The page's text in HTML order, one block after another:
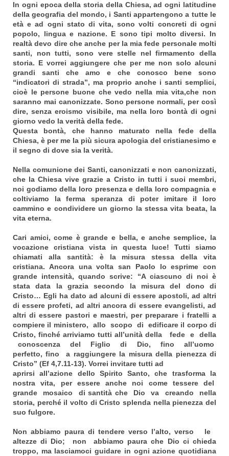
In ogni epoca della storia della Chiesa, ad ogni latitudine
della geografia del mondo, i Santi appartengono a tutte le
età e ad ogni stato di vita, sono volti concreti di ogni
popolo, lingua e nazione. E sono tipi molto diversi. In
realtà devo dire che anche per la mia fede personale molti
santi, non tutti, sono vere stelle nel firmamento della
storia. E vorrei aggiungere che per me non solo alcuni
grandi santi che amo e che conosco bene sono
“indicatori di strada”, ma proprio anche i santi semplici,
cioè le persone buone che vedo nella mia vita,che non
saranno mai canonizzate. Sono persone normali, per così
dire, senza eroismo visibile, ma nella loro bontà di ogni
giorno vedo la verità della fede.
Questa bontà, che hanno maturato nella fede della
Chiesa, è per me la più sicura apologia del cristianesimo e
il segno di dove sia la verità.
Nella comunione dei Santi, canonizzati e non canonizzati,
che la Chiesa vive grazie a Cristo in tutti i suoi membri,
noi godiamo della loro presenza e della loro compagnia e
coltiviamo la ferma speranza di poter imitare il loro
cammino e condividere un giorno la stessa vita beata, la
vita eterna.
Cari amici, come è grande e bella, e anche semplice, la
vocazione cristiana vista in questa luce! Tutti siamo
chiamati alla santità: è la misura stessa della vita
cristiana. Ancora una volta san Paolo lo esprime con
grande intensità, quando scrive: “A ciascuno di noi è
stata data la grazia secondo la misura del dono di
Cristo… Egli ha dato ad alcuni di essere apostoli, ad altri
di essere profeti, ad altri ancora di essere evangelisti, ad
altri di essere pastori e maestri, per preparare i fratelli a
compiere il ministero, allo scopo di edificare il corpo di
Cristo, finché arriviamo tutti all’unità della fede e della
conoscenza del Figlio di Dio, fino all’uomo
perfetto, fino a raggiungere la misura della pienezza di
Cristo” (Ef 4,7.11-13). Vorrei invitare tutti ad
aprirsi all’azione dello Spirito Santo, che trasforma la
nostra vita, per
essere anche noi come tessere del
grande mosaico di santità che Dio va creando nella
storia, perché il volto di Cristo splenda nella pienezza del
suo fulgore.
Non abbiamo paura di tendere verso l’alto, verso le
altezze di Dio; non abbiamo paura che Dio ci chieda
troppo, ma lasciamoci guidare in ogni azione quotidiana